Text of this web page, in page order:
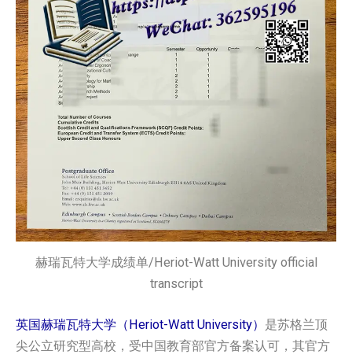
赫瑞瓦特大学成绩单/Heriot-Watt University official
transcript
英国赫瑞瓦特大学（Heriot-Watt University） 是苏格兰顶
尖公立研究型高校，受中国教育部官方备案认可，其官方